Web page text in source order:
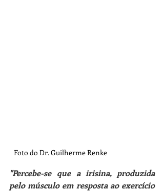
Foto do Dr. Guilherme Renke
"Percebe-se que a irisina, produzida
pelo músculo em resposta ao exercício